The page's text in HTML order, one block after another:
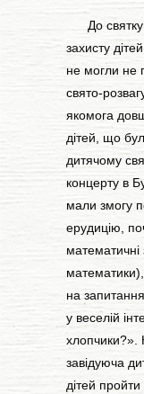
До
захисту
не могли не
свято-
якомога
дітей, що
дитячому
концерту в
мали змогу
ерудицію,
математичні
на
у веселій
хлопчики?».
завідуюча
дітей